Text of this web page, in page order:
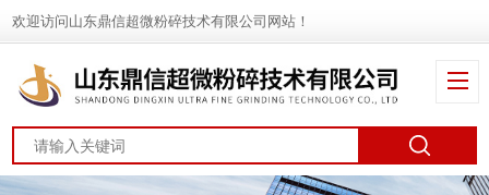
欢迎访问山东鼎信超微粉碎技术有限公司网站！